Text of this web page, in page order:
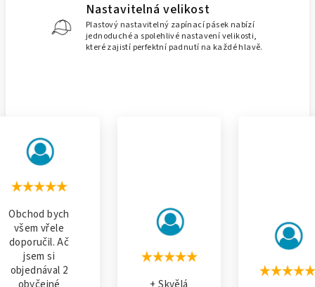
Nastavitelná velikost
Plastový nastavitelný zapínací pásek nabízí
jednoduché a spolehlivé nastavení velikosti,
které zajistí perfektní padnutí na každé hlavě.
Obchod bych
všem vřele
doporučil. Ač
jsem si
objednával 2